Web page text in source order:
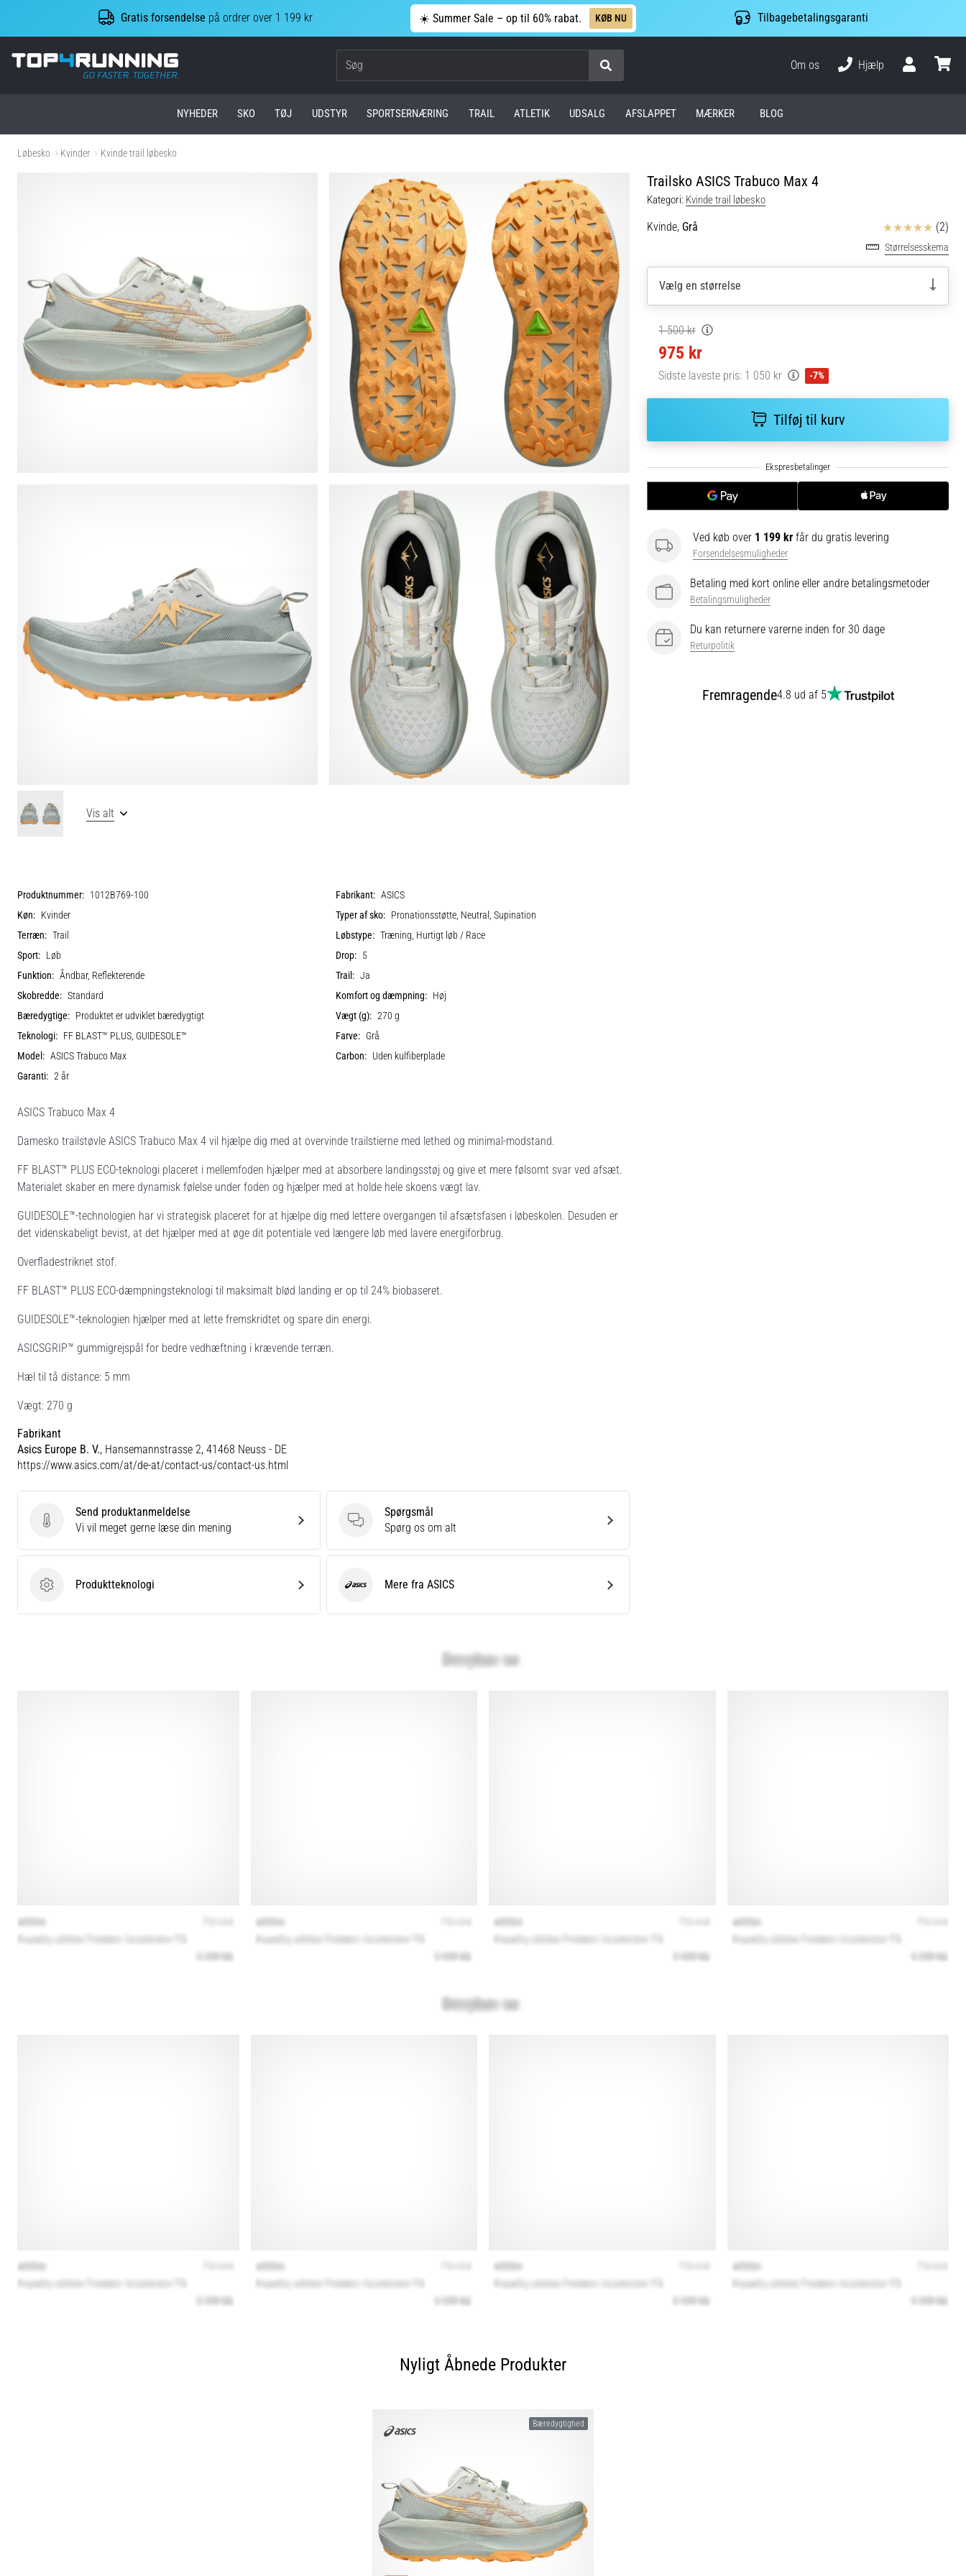
Gratis forsendelse på ordrer over 1 199 kr ☀️ Summer Sale – op til 60% rabat. KØB NU Tilbagebetalingsgaranti
Top4Running.dk
Om os
Hjælp
NYHEDER SKO TØJ UDSTYR SPORTSERNÆRING TRAIL ATLETIK UDSALG AFSLAPPET MÆRKER BLOG
Løbesko Kvinder Kvinde trail løbesko
Trailsko ASICS Trabuco Max 4
Kategori: Kvinde trail løbesko
Kvinde, Grå Anmeldelser (2)
Størrelsesskema
Vælg en størrelse
1 500 kr
975 kr
Sidste laveste pris: 1 050 kr -7%
Tilføj til kurv
Ved køb over 1 199 kr får du gratis levering
Forsendelsesmuligheder
Betaling med kort online eller andre betalingsmetoder
Betalingsmuligheder
Du kan returnere varerne inden for 30 dage
Returpolitik
Fremragende4.8 ud af 5
Vis alt
Produktnummer: 1012B769-100 Fabrikant: ASICS
Køn: Kvinder Typer af sko: Pronationsstøtte, Neutral, Supination
Terræn: Trail Løbstype: Træning, Hurtigt løb / Race
Sport: Løb Drop: 5
Funktion: Åndbar, Reflekterende Trail: Ja
Skobredde: Standard Komfort og dæmpning: Høj
Bæredygtige: Produktet er udviklet bæredygtigt Vægt (g): 270 g
Teknologi: FF BLAST™ PLUS, GUIDESOLE™ Farve: Grå
Model: ASICS Trabuco Max Carbon: Uden kulfiberplade
Garanti: 2 år
ASICS Trabuco Max 4
Damesko trailstøvle ASICS Trabuco Max 4 vil hjælpe dig med at overvinde trailstierne med lethed og minimal-modstand.
FF BLAST™ PLUS ECO-teknologi placeret i mellemfoden hjælper med at absorbere landingsstøj og give et mere følsomt svar ved afsæt.
Materialet skaber en mere dynamisk følelse under foden og hjælper med at holde hele skoens vægt lav.
GUIDESOLE™-technologien har vi strategisk placeret for at hjælpe dig med lettere overgangen til afsætsfasen i løbeskolen. Desuden er
det videnskabeligt bevist, at det hjælper med at øge dit potentiale ved længere løb med lavere energiforbrug.
Overfladestriknet stof.
FF BLAST™ PLUS ECO-dæmpningsteknologi til maksimalt blød landing er op til 24% biobaseret.
GUIDESOLE™-teknologien hjælper med at lette fremskridtet og spare din energi.
ASICSGRIP™ gummigrejspål for bedre vedhæftning i krævende terræn.
Hæl til tå distance: 5 mm
Vægt: 270 g
Fabrikant
Asics Europe B. V., Hansemannstrasse 2, 41468 Neuss - DE
https://www.asics.com/at/de-at/contact-us/contact-us.html
Send produktanmeldelse
Send produktanmeldelse
Vi vil meget gerne læse din mening
Spørgsmål
Spørgsmål
Spørg os om alt
Produktteknologi
Produktteknologi ASICS Mere fra ASICS
Nyligt Åbnede Produkter
Bæredygtighed